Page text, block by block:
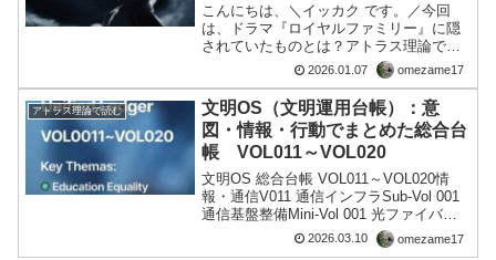
こんにちは、＼イッカク です。／今回
は、ドラマ『ロイヤルファミリー』に隠
されていたものとは？ アトラス理論で暴
く──ドラマ『ロイヤルファミリー』に隠
された“根源的何か”の正体■はじめに：ド
ラマが投げかけてくる「見えない構造」
ドラマ『ロイヤル...
2026.01.07 omezame17
アトラス理論で読む
文明OS（文明運用台帳）：意
図・情報・行動でまとめた総合台
帳 VOL011～VOL020
文明OS 総合台帳 VOL011～VOL020情
報・通信V011 通信インフラSub-Vol 001
通信基盤整備Mini-Vol 001 光ファイバー
全国整備V012 デジタル社会Sub-Vol 001
データ活用情報・通信V011 通信...
2026.03.10 omezame17